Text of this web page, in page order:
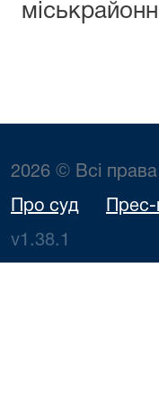
2026 © Всі права
Про суд
v1.38.1